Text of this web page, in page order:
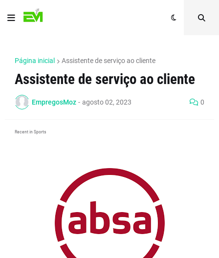
Página inicial Assistente de serviço ao cliente
Assistente de serviço ao cliente
EmpregosMoz - agosto 02, 2023 0
Recent in Sports